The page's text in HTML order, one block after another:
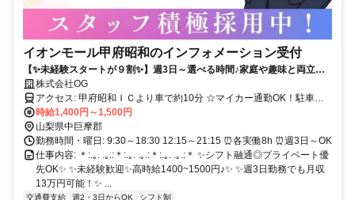
イオンモール甲府昭和のインフォメーション受付
【✨未経験スタートが９割✨】週3日～選べる時間♪家庭や趣味と両立で
きる受付のお仕事☘高時給1400～1500円✊
株式会社OG
アクセス: 甲府昭和ＩＣより車で約10分 ☆マイカー通勤OK！駐車場
完備♪
時給1,400円～1,500円
山梨県中巨摩郡
勤務時間・曜日: 9:30～18:30 12:15～21:15 ⏰各実働8h ⏰週3日～OK
仕事内容: ＊:.｡. .｡.:＊:.｡. .｡.:＊:.｡. .｡.:＊ ✨シフト融通◎プライベート優
先OK✨ ✨未経験歓迎✨高時給1400~1500円♪✨ ✨週3日勤務でも月収
13万円可能！✨ ...
交通費支給 週2・3日からOK シフト制